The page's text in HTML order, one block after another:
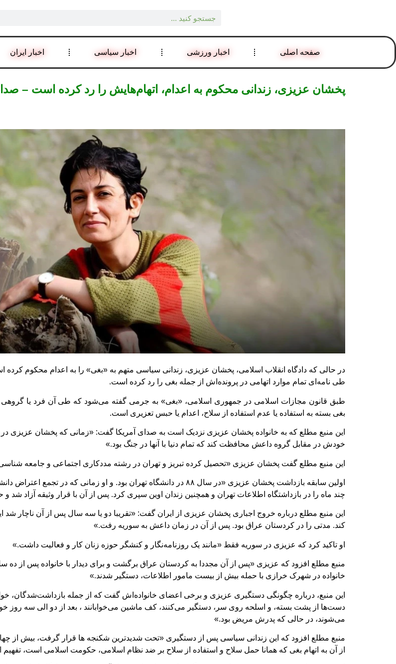
صفحه اصلی اخبار ورزشی اخبار سیاسی اخبار ایران
پخشان عزیزی، زندانی محکوم به اعدام، اتهام‌هایش را رد کرده است –
در حالی که دادگاه انقلاب اسلامی، پخشان عزیزی، زندانی سیاسی متهم به «بغی» را به اعدام محکوم
طی نامه‌ای تمام موارد اتهامی در پرونده‌اش از جمله بغی را رد کرده است.
طبق قانون مجازات اسلامی در جمهوری اسلامی، «بغی» به جرمی گفته می‌شود که طی آن فرد یا گروهی
بغی بسته به استفاده یا عدم استفاده از سلاح، اعدام یا حبس تعزیری است.
این منبع مطلع که به خانواده پخشان عزیزی نزدیک است به صدای آمریکا گفت: «زمانی که پخشان عزیزی در
خودش در مقابل گروه داعش محافظت کند که تمام دنیا با آنها در جنگ بود.»
این منبع مطلع گفت پخشان عزیزی «تحصیل کرده تبریز و تهران در رشته مددکاری اجتماعی و جامعه
اولین سابقه بازداشت پخشان عزیزی «در سال ۸۸ در دانشگاه تهران بود. و او
چند ماه را در بازداشتگاه اطلاعات تهران و همچنین زندان اوین سپری کرد. پس از آن با قرار وثیقه آزاد شد
این منبع مطلع درباره خروج اجباری پخشان عزیزی از ایران گفت: «تقریبا دو یا سه سال پس از آن ناچار
کند. مدتی را در کردستان عراق بود. پس از آن در زمان داعش به سوریه رفت.»
او تاکید کرد که عزیزی در سوریه فقط «مانند یک روزنامه‌نگار و کنشگر حوزه زنان کار و فعالیت داشت.»
منبع مطلع افزود که عزیزی «پس از آن مجددا به کردستان عراق برگشت و برای دیدار با خانواده پس از ده
خانواده در شهرک خرازی با حمله بیش از بیست مامور اطلاعات، دستگیر شدند.»
این منبع، درباره چگونگی دستگیری عزیزی و برخی اعضای خانواده‌اش گفت که از جمله بازداشت‌شدگان،
دست‌ها از پشت بسته، و اسلحه روی سر، دستگیر می‌کنند، کف ماشین می‌خوابانند ، بعد از دو الی سه روز
می‌شوند، در حالی که پدرش مریض بود.»
منبع مطلع افزود که این زندانی سیاسی پس از دستگیری «تحت شدیدترین شکنجه ها قرار گرفت، بیش از
از آن به اتهام بغی که همانا حمل سلاح و استفاده از سلاح بر ضد نظام اسلامی، حکومت اسلامی است،